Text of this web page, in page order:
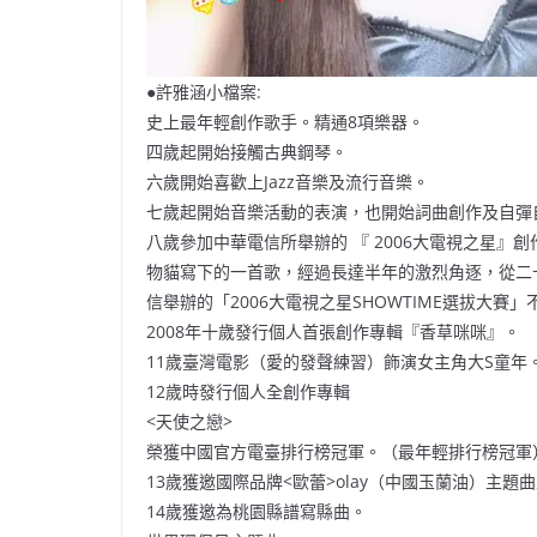
●許雅涵小檔案:
史上最年輕創作歌手。精通8項樂器。
四歲起開始接觸古典鋼琴。
六歲開始喜歡上Jazz音樂及流行音樂。
七歲起開始音樂活動的表演，也開始詞曲創作及自彈
八歲參加中華電信所舉辦的 『 2006大電視之星』
物貓寫下的一首歌，經過長達半年的激烈角逐，從
信舉辦的「2006大電視之星SHOWTIME選拔大賽」
2008年十歲發行個人首張創作專輯『香草咪咪』。
11歲臺灣電影（愛的發聲練習）飾演女主角大S童年
12歲時發行個人全創作專輯
<天使之戀>
榮獲中國官方電臺排行榜冠軍。（最年輕排行榜冠軍
13歲獲邀國際品牌<歐蕾>olay（中國玉蘭油）主題
14歲獲邀為桃園縣譜寫縣曲。